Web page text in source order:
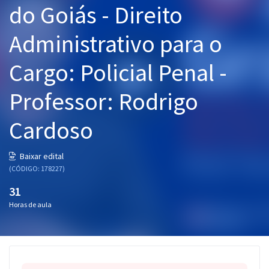
Pós
Graduação
OAB
Mentorias
Questões grátis
Blog
Aprovados
do Goiás - Direito
Administrativo para o
Cargo: Policial Penal -
Professor: Rodrigo
Cardoso
Baixar edital
(CÓDIGO: 178227)
31
Horas de aula